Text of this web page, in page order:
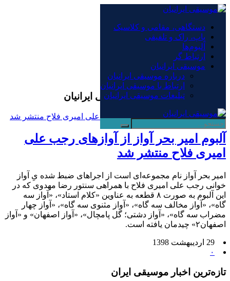
دستگاهی، مقامی و کلاسیک
پاپ، راک و تلفیقی
آلبوم‌ها
ارتباط گر
موسیقی ایرانیان
درباره موسیقی ایرانیان
ارتباط با موسیقی ایرانیان
تبلیغات موسیقی ایرانیان
×
دستگاهی، مقامی و کلاسیک
پاپ، راک و تلفیقی
آلبوم‌ها
ارتباط گر
موسیقی ایرانیان
بایگانی‌ها امیر بحر آواز - موسیقی ایرانیان
آلبوم امیر بحر آواز از آوازهای رجب علی
امیری فلاح منتشر شد
امیر بحر آواز نام مجموعه‌‌ای است از اجراهای ضبط شده یِ آواز
خوانی رجب علی امیری فلاح با همراهی سنتور رضا مهدوی که در
این آلبوم به صورت ۸ قطعه به عناوین «کلام استاد»، «آواز سه
گاه»، «آواز مخالف سه گاه»، «آواز مثنوی سه گاه»، «آواز چهار
مضراب سه گاه»، «آواز دشتی؛ گل پامچال»، «آواز اصفهان» و «آواز
اصفهان۲» چیدمان یافته است.
29 اردیبهشت 1398
۰
تازه‌ترین اخبار موسیقی ایران